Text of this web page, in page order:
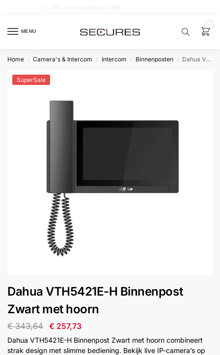
MENU
product…
installatie
Alarmsystemen
&
Intercom
Branddetectie
Home / Camera's & Intercom / Intercom / Binnenposten / Dahua VTH5421E-H Binnenpost Zwart met hoorn
SuperSale
Dahua VTH5421E-H Binnenpost
Zwart met hoorn
€343,64 € 257,73
Dahua VTH5421E-H Binnenpost Zwart met hoorn combineert
strak design met slimme bediening. Bekijk live IP-camera’s op